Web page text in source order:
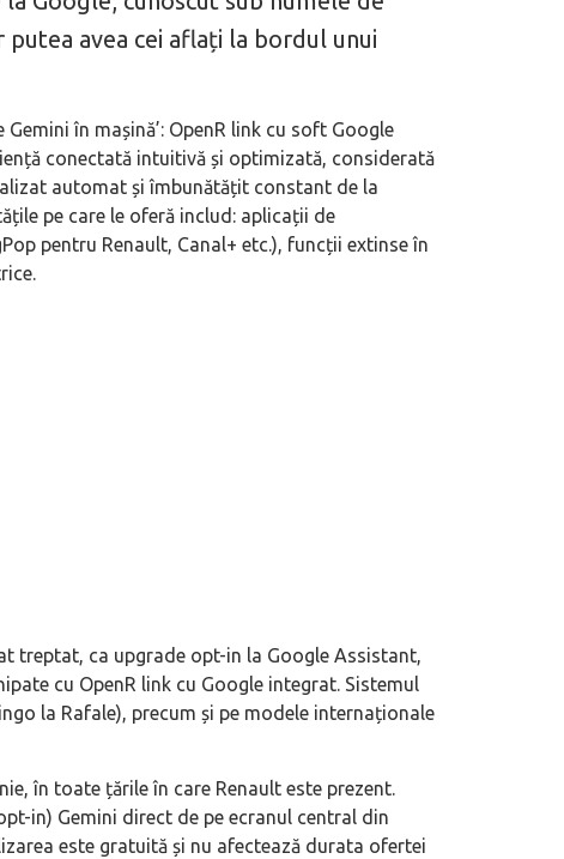
avea cei aflați la bordul unui
în mașină’: OpenR link cu soft Google
conectată intuitivă și optimizată, considerată
automat și îmbunătățit constant de la
pe care le oferă includ: aplicații de
pentru Renault, Canal+ etc.), funcții extinse în
treptat, ca upgrade opt-in la Google Assistant,
cu OpenR link cu Google integrat. Sistemul
la Rafale), precum și pe modele internaționale
în toate țările în care Renault este prezent.
in) Gemini direct de pe ecranul central din
este gratuită și nu afectează durata ofertei
duty”, măcar să-i ai alături pe ceiNu doar un nou SUV premium:
N70/N90 ne spune pe șleau cum
automobilele chinezești